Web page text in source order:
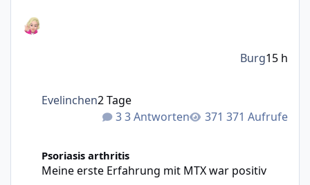
3 Antworten 371 Aufrufe
Evelinchen2 Tage
Burg15 h
Psoriasis arthritis
Meine erste Erfahrung mit MTX war positiv